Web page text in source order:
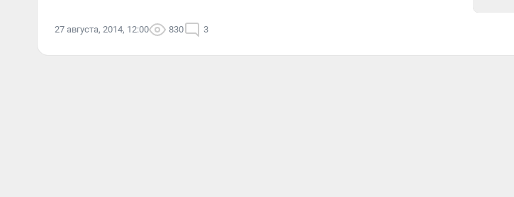
27 августа, 2014, 12:00 830 3